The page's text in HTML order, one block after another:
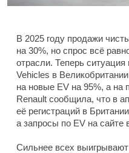
В 2025 году продажи
на 30%, но спрос всё
отрасли. Теперь
Vehicles в
на новые EV на 95%, а
Renault сообщила, что в
её регистраций в
а запросы по EV на сайте
Сильнее всех